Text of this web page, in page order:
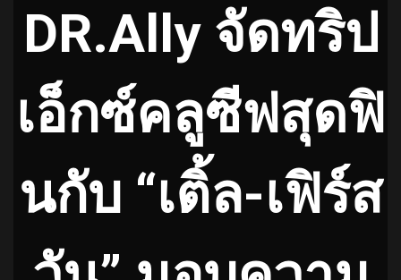
DR.Ally จัดทริป
เอ็กซ์คลูซีฟสุดฟิ
นกับ “เติ้ล-เฟิร์ส